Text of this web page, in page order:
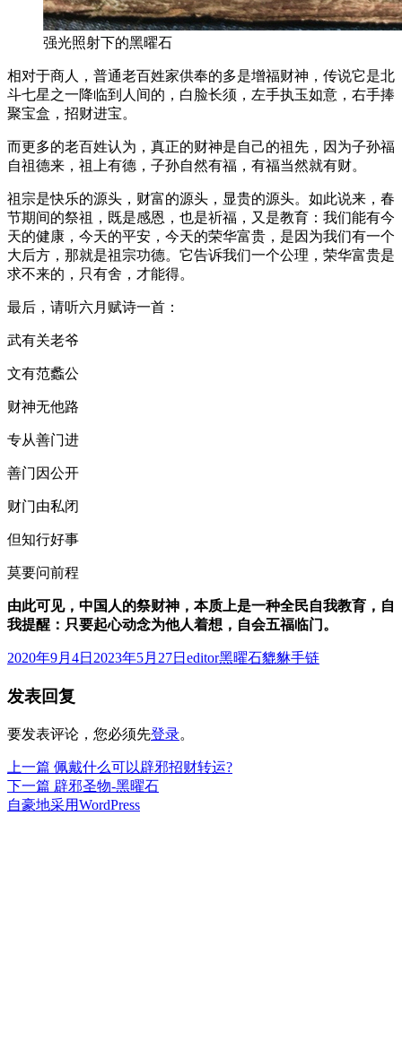
强光照射下的黑曜石
相对于商人，普通老百姓家供奉的多是增福财神，传说它是北
斗七星之一降临到人间的，白脸长须，左手执玉如意，右手捧
聚宝盒，招财进宝。
而更多的老百姓认为，真正的财神是自己的祖先，因为子孙福
自祖德来，祖上有德，子孙自然有福，有福当然就有财。
祖宗是快乐的源头，财富的源头，显贵的源头。如此说来，春
节期间的祭祖，既是感恩，也是祈福，又是教育：我们能有今
天的健康，今天的平安，今天的荣华富贵，是因为我们有一个
大后方，那就是祖宗功德。它告诉我们一个公理，荣华富贵是
求不来的，只有舍，才能得。
最后，请听六月赋诗一首：
武有关老爷
文有范蠡公
财神无他路
专从善门进
善门因公开
财门由私闭
但知行好事
莫要问前程
由此可见，中国人的祭财神，本质上是一种全民自我教育，自
我提醒：只要起心动念为他人着想，自会五福临门。
发
于
2020年9月4日 2023年5月27日 作
editor分
黑曜石貔貅手链
发表回复
要发表评论，您必须先登录。
文
章
上一篇 上
篇
文
佩戴什么可以辟邪招财转运?
下一篇 下
篇
辟邪圣物-黑曜石
自豪地采用WordPress